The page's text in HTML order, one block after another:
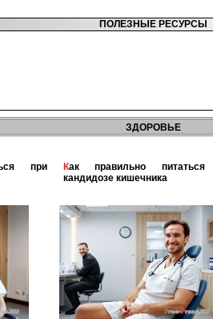
ПОЛЕЗНЫЕ РЕСУРСЫ
ЗДОРОВЬЕ
Как правильно питаться при
кандидозе кишечника